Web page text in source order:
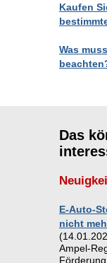
Kaufen
Was
Das
E-Auto-
nicht
Ampel-